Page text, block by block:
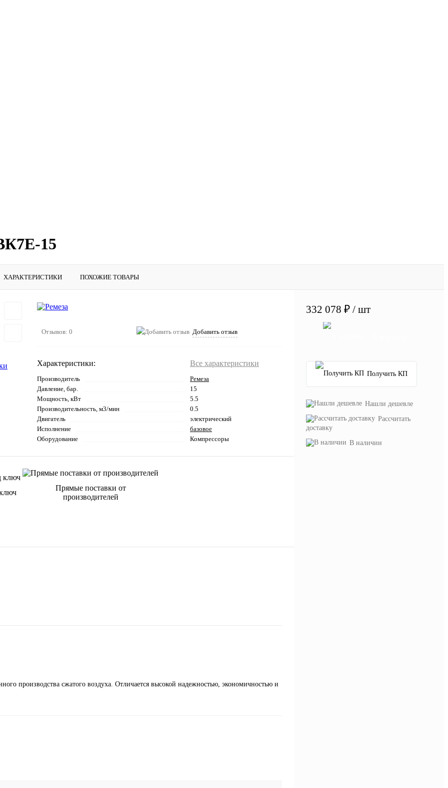
15
ХАРАКТЕРИСТИКИ ПОХОЖИЕ ТОВАРЫ
Отзывов: 0 Добавить отзыв
Характеристики: Все характеристики
Производитель
Ремеза
Давление, бар.
15
Мощность, кВт
5.5
Производительность, м3/мин
0.5
Двигатель
электрический
Исполнение
базовое
Оборудование
Компрессоры
Прямые поставки от
производителей
производства сжатого воздуха. Отличается высокой надежностью, экономичностью и
332 078 ₽ / шт
Получить КП
Нашли дешевле
Рассчитать
доставку
В наличии